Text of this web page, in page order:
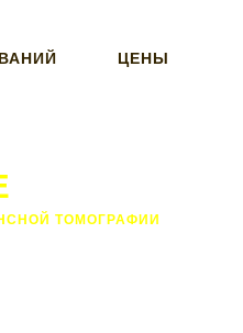
ЦЕНЫ
ТОМОГРАФИИ